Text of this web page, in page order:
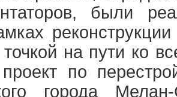
были
точкой на пути ко
по
города